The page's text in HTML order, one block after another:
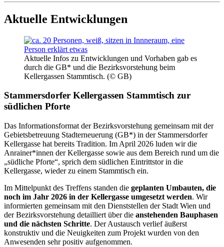
Aktuelle Entwicklungen
Aktuelle Infos zu Entwicklungen und Vorhaben gab es
durch die GB* und die Bezirksvorstehung beim
Kellergassen Stammtisch. (© GB)
Stammersdorfer Kellergassen Stammtisch zur
südlichen Pforte
Das Informationsformat der Bezirksvorstehung gemeinsam mit der
Gebietsbetreuung Stadterneuerung (GB*) in der Stammersdorfer
Kellergasse hat bereits Tradition. Im April 2026 luden wir die
Anrainer*innen der Kellergasse sowie aus dem Bereich rund um die
„südliche Pforte“, sprich dem südlichen Eintrittstor in die
Kellergasse, wieder zu einem Stammtisch ein.
Im Mittelpunkt des Treffens standen die geplanten Umbauten, die
noch im Jahr 2026 in der Kellergasse umgesetzt werden. Wir
informierten gemeinsam mit den Dienststellen der Stadt Wien und
der Bezirksvorstehung detailliert über die anstehenden Bauphasen
und die nächsten Schritte. Der Austausch verlief äußerst
konstruktiv und die Neuigkeiten zum Projekt wurden von den
Anwesenden sehr positiv aufgenommen.